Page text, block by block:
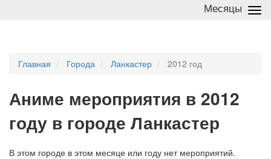
Месяцы
Главная Города Ланкастер 2012 год
Аниме мероприятия в 2012
году в городе Ланкастер
В этом городе в этом месяце или году нет мероприятий.